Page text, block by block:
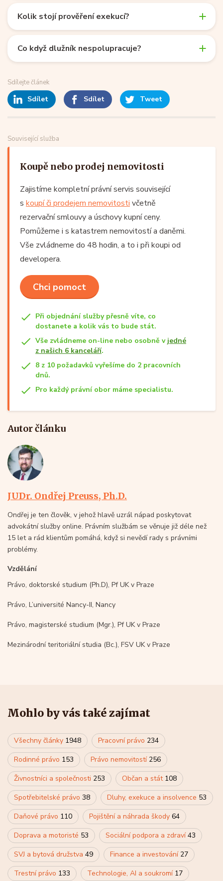
Kolik stojí prověření exekucí?
Co když dlužník nespolupracuje?
Sdílejte článek
Sdílet Sdílet Tweet
Související služba
Koupě nebo prodej nemovitosti
Zajistíme kompletní právní servis související
s koupí či prodejem nemovitosti včetně
rezervační smlouvy a úschovy kupní ceny.
Pomůžeme i s katastrem nemovitostí a daněmi.
Vše zvládneme do 48 hodin, a to i při koupi od
developera.
Chci pomoct
Při objednání služby přesně víte, co
dostanete a kolik vás to bude stát.
Vše zvládneme on-line nebo osobně v jedné
z našich 6 kanceláří.
8 z 10 požadavků vyřešíme do 2 pracovních
dnů.
Pro každý právní obor máme specialistu.
Autor článku
JUDr. Ondřej Preuss, Ph.D.
Ondřej je ten člověk, v jehož hlavě uzrál nápad poskytovat
advokátní služby online. Právním službám se věnuje již déle než
15 let a rád klientům pomáhá, když si nevědí rady s právními
problémy.
Vzdělání
Právo, doktorské studium (Ph.D), Pf UK v Praze
Právo, L’université Nancy-II, Nancy
Právo, magisterské studium (Mgr.), Pf UK v Praze
Mezinárodní teritoriální studia (Bc.), FSV UK v Praze
Mohlo by vás také zajímat
Všechny články 1948 Pracovní právo 234
Rodinné právo 153 Právo nemovitostí 256
Živnostníci a společnosti 253 Občan a stát 108
Spotřebitelské právo 38 Dluhy, exekuce a insolvence 53
Daňové právo 110 Pojištění a náhrada škody 64
Doprava a motoristé 53 Sociální podpora a zdraví43
SVJ a bytová družstva 49 Finance a investování 27
Trestní právo 133 Technologie, AI a soukromí 17